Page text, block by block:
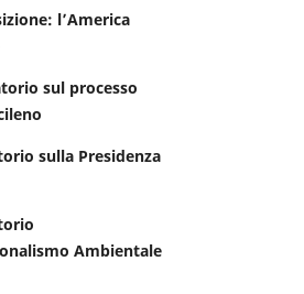
l’America
sul processo
sulla Presidenza
Ambientale